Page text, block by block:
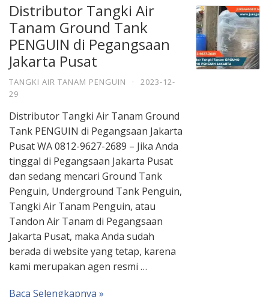
Distributor Tangki Air
Tanam Ground Tank
PENGUIN di Pegangsaan
Jakarta Pusat
TANGKI AIR TANAM PENGUIN ·
2023-12-
29
Distributor Tangki Air Tanam Ground
Tank PENGUIN di Pegangsaan Jakarta
Pusat WA 0812-9627-2689 – Jika Anda
tinggal di Pegangsaan Jakarta Pusat
dan sedang mencari Ground Tank
Penguin, Underground Tank Penguin,
Tangki Air Tanam Penguin, atau
Tandon Air Tanam di Pegangsaan
Jakarta Pusat, maka Anda sudah
berada di website yang tetap, karena
kami merupakan agen resmi …
Baca Selengkapnya »